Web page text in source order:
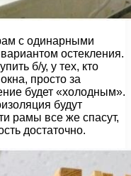
с одинарными
остекления.
б/у, у тех, кто
просто за
будет «холодным».
будут
рамы все же спасут,
достаточно.